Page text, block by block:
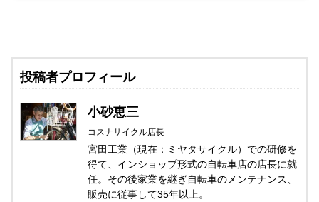
投稿者プロフィール
小砂恵三
コスナサイクル店長
宮田工業（現在：ミヤタサイクル）での研修を
得て、インショップ形式の自転車店の店長に就
任。その後家業を継ぎ自転車のメンテナンス、
販売に従事して35年以上。